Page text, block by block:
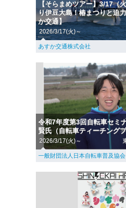
【そらまめツアー】3/17（
り伊豆大島！椿まつりと迫
か交通】
2026/3/17(火)～
あすか交通株式会社
令和7年度第3回自転車セ
賢氏（自転車ティーチングプ
2026/3/17(火)～
一般財団法人日本自転車普及協会